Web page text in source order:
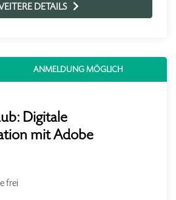
DETAILS
ANMELDUNG MÖGLICH
Digitale
mit Adobe
frei